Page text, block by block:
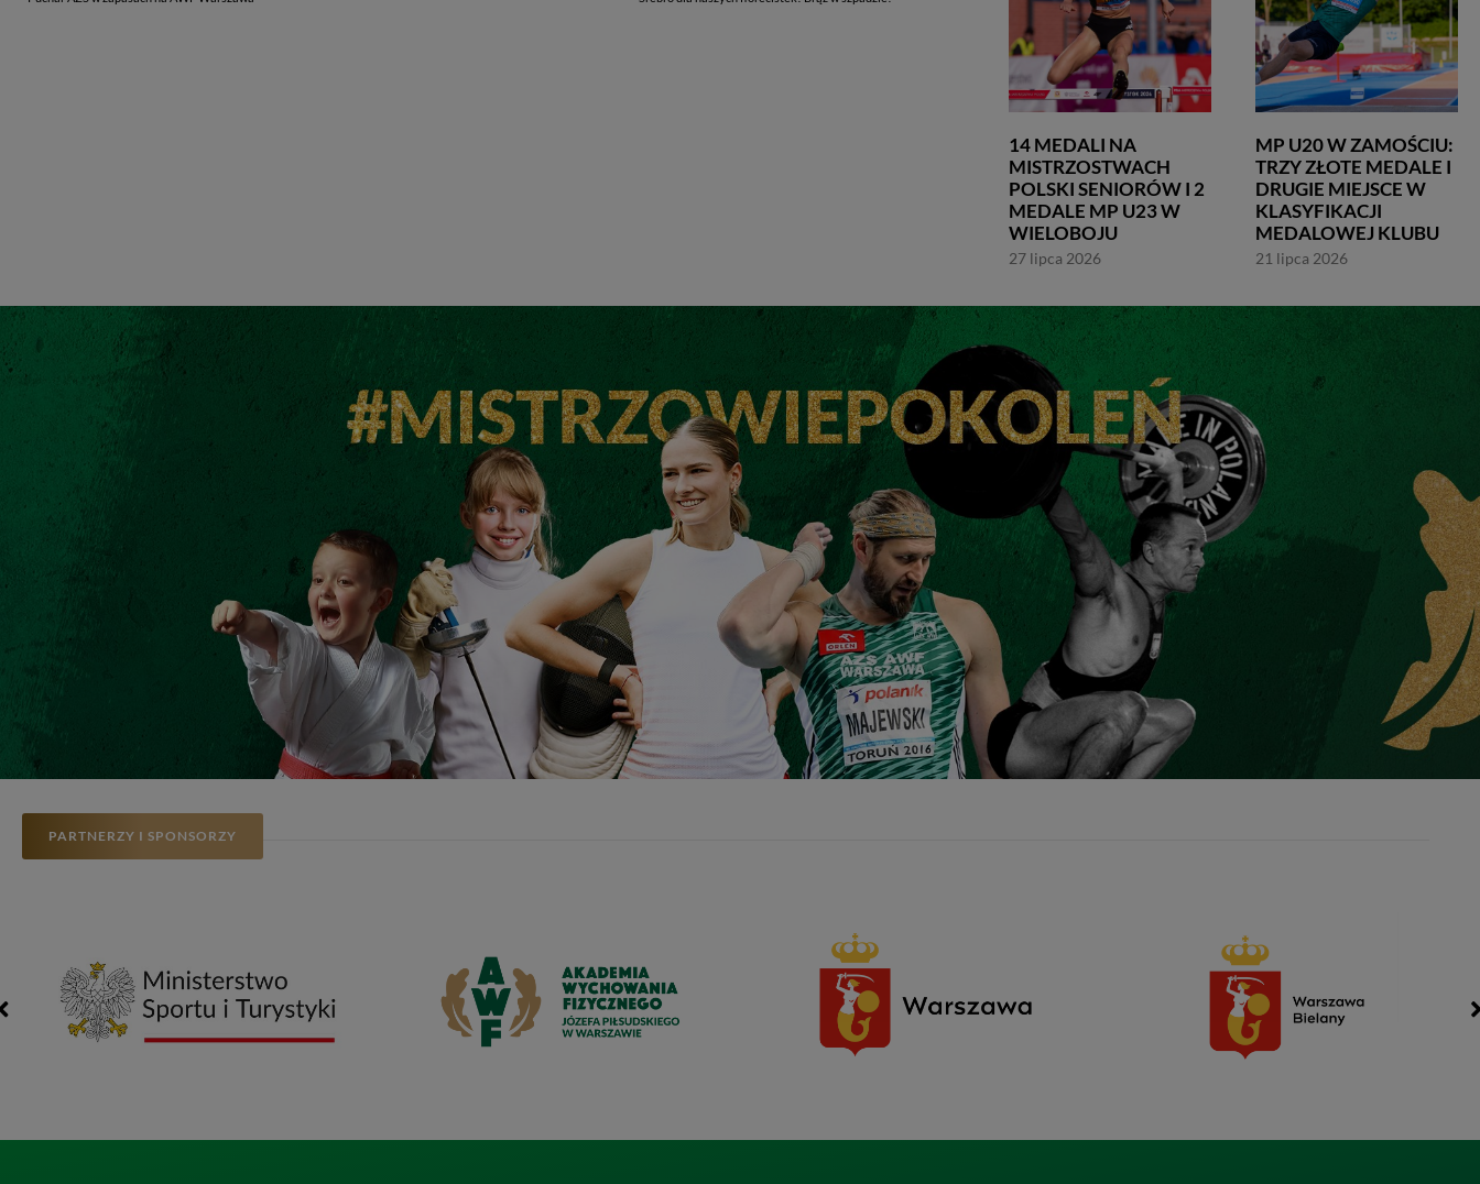
14 MEDALI NA
MISTRZOSTWACH
POLSKI SENIORÓW I 2
MEDALE MP U23 W
WIELOBOJU
27 lipca 2026
MP U20 W ZAMOŚCIU:
TRZY ZŁOTE MEDALE I
DRUGIE MIEJSCE W
KLASYFIKACJI
MEDALOWEJ KLUBU
21 lipca 2026
PARTNERZY I SPONSORZY